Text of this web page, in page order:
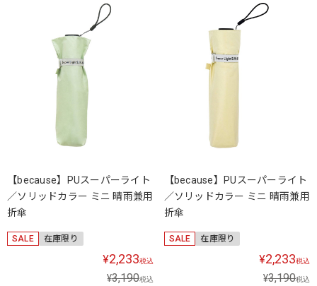
【because】PUスーパーライト
／ソリッドカラー ミニ 晴雨兼用
折傘
SALE 在庫限り
¥2,233税込
¥3,190税込
【because】PUスーパーライト
／ソリッドカラー ミニ 晴雨兼用
折傘
SALE 在庫限り
¥2,233税込
¥3,190税込